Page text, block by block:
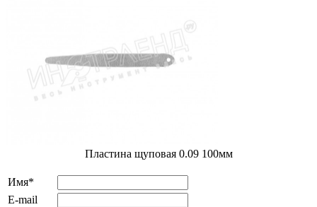
Пластина щуповая 0.09 100мм
Имя*
E-mail